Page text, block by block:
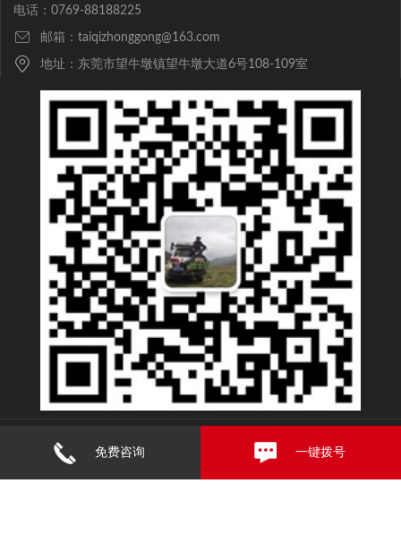
电话：0769-88188225
邮箱：taiqizhonggong@163.com
地址：东莞市望牛墩镇望牛墩大道6号108-109室
版权所有 广东台起重工起重机设备有限公司
免费咨询 一键拨号